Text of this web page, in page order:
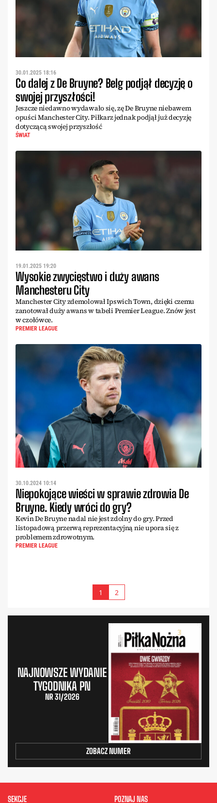
30.01.2025 18:16
Co dalej z De Bruyne? Belg podjął decyzję o
swojej przyszłości!
Jeszcze niedawno wydawało się, zę De Bruyne niebawem
opuści Manchester City. Piłkarz jednak podjął już decyzję
dotyczącą swojej przyszłość
ŚWIAT
19.01.2025 19:20
Wysokie zwycięstwo i duży awans
Manchesteru City
Manchester City zdemolował Ipswich Town, dzięki czemu
zanotował duży awans w tabeli Premier League. Znów jest
w czołówce.
PREMIER LEAGUE
30.10.2024 10:14
Niepokojące wieści w sprawie zdrowia De
Bruyne. Kiedy wróci do gry?
Kevin De Bruyne nadal nie jest zdolny do gry. Przed
listopadową przerwą reprezentacyjną nie upora się z
problemem zdrowotnym.
PREMIER LEAGUE
1 2
NAJNOWSZE WYDANIE
TYGODNIKA PN
NR 31/2026
ZOBACZ NUMER
SEKCJE POZNAJ NAS